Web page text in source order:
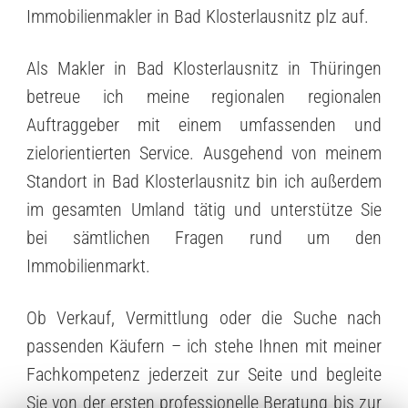
Immobilienmakler in Bad Klosterlausnitz plz auf.
Als Makler in Bad Klosterlausnitz in Thüringen
betreue ich meine regionalen regionalen
Auftraggeber mit einem umfassenden und
zielorientierten Service. Ausgehend von meinem
Standort in Bad Klosterlausnitz bin ich außerdem
im gesamten Umland tätig und unterstütze Sie
bei sämtlichen Fragen rund um den
Immobilienmarkt.
Ob Verkauf, Vermittlung oder die Suche nach
passenden Käufern – ich stehe Ihnen mit meiner
Fachkompetenz jederzeit zur Seite und begleite
Sie von der ersten professionelle Beratung bis zur